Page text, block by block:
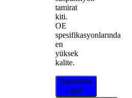
tamirat
kiti.
OE
spesifikasyonlarında
en
yüksek
kalite.
Distribütör
bul